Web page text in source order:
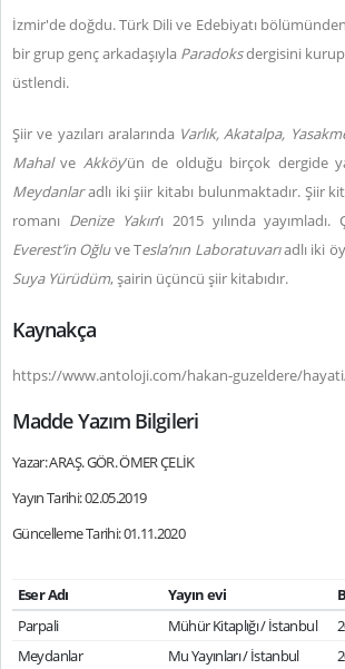
İzmir'de doğdu. Türk Dili ve Edebiyatı
bir grup genç arkadaşıyla Paradoksdergisini
üstlendi.
Şiir ve yazıları aralarında Varlık, Akatalpa,
Mahalve Akköy’ün de olduğu birçok dergide
Meydanlaradlı iki şiir kitabı bulunmaktadır. Şiir
romanı Denize Yakın’ı 2015 yılında
Everest’in Oğluve Tesla’nın Laboratuvarıadlı iki
Suya Yürüdüm, şairin üçüncü şiir kitabıdır.
Kaynakça
https://www.antoloji.com/hakan-guzeldere/
Madde Yazım Bilgileri
Yazar: ARAŞ. GÖR. ÖMER ÇELİK
Yayın Tarihi: 02.05.2019
Güncelleme Tarihi: 01.11.2020
Eser Adı Yayın evi
Parpali
Mühür Kitaplığı / İstanbul
Meydanlar
Mu Yayınları / İstanbul